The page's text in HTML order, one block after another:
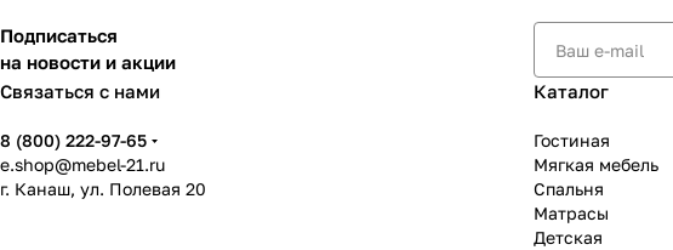
Подписаться
на новости и акции
Связаться с нами
8 (800) 222-97-65
e.shop@mebel-21.ru
г. Канаш, ул. Полевая 20
Каталог
Гостиная
Мягкая мебель
Спальня
Матрасы
Детская